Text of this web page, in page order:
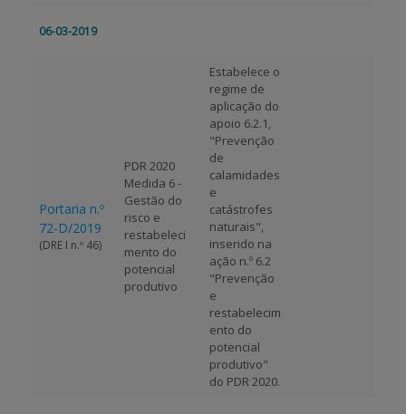
06-03-2019
Portaria n.º
72-D/2019
(DRE I n.º 46)
PDR 2020
Medida 6 -
Gestão do
risco e
restabeleci
mento do
potencial
produtivo
Estabelece o
regime de
aplicação do
apoio 6.2.1,
"Prevenção
de
calamidades
e
catástrofes
naturais",
inserido na
ação n.º 6.2
"Prevenção
e
restabelecim
ento do
potencial
produtivo"
do PDR 2020.